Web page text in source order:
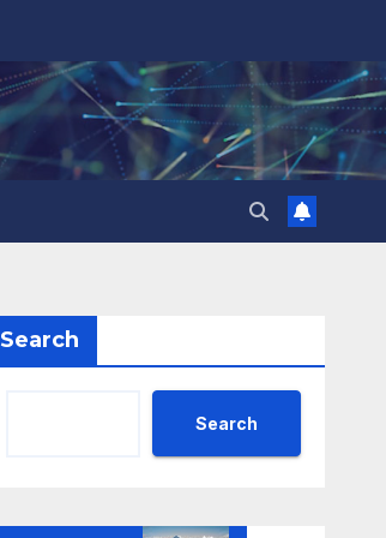
Search
Search